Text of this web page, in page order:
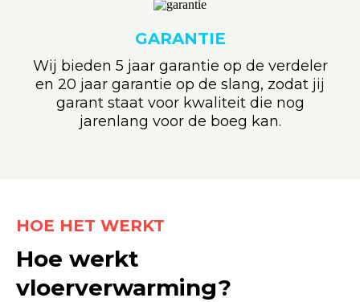
GARANTIE
Wij bieden 5 jaar garantie op de verdeler
en 20 jaar garantie op de slang, zodat jij
garant staat voor kwaliteit die nog
jarenlang voor de boeg kan.
HOE HET WERKT
Hoe werkt
vloerverwarming?